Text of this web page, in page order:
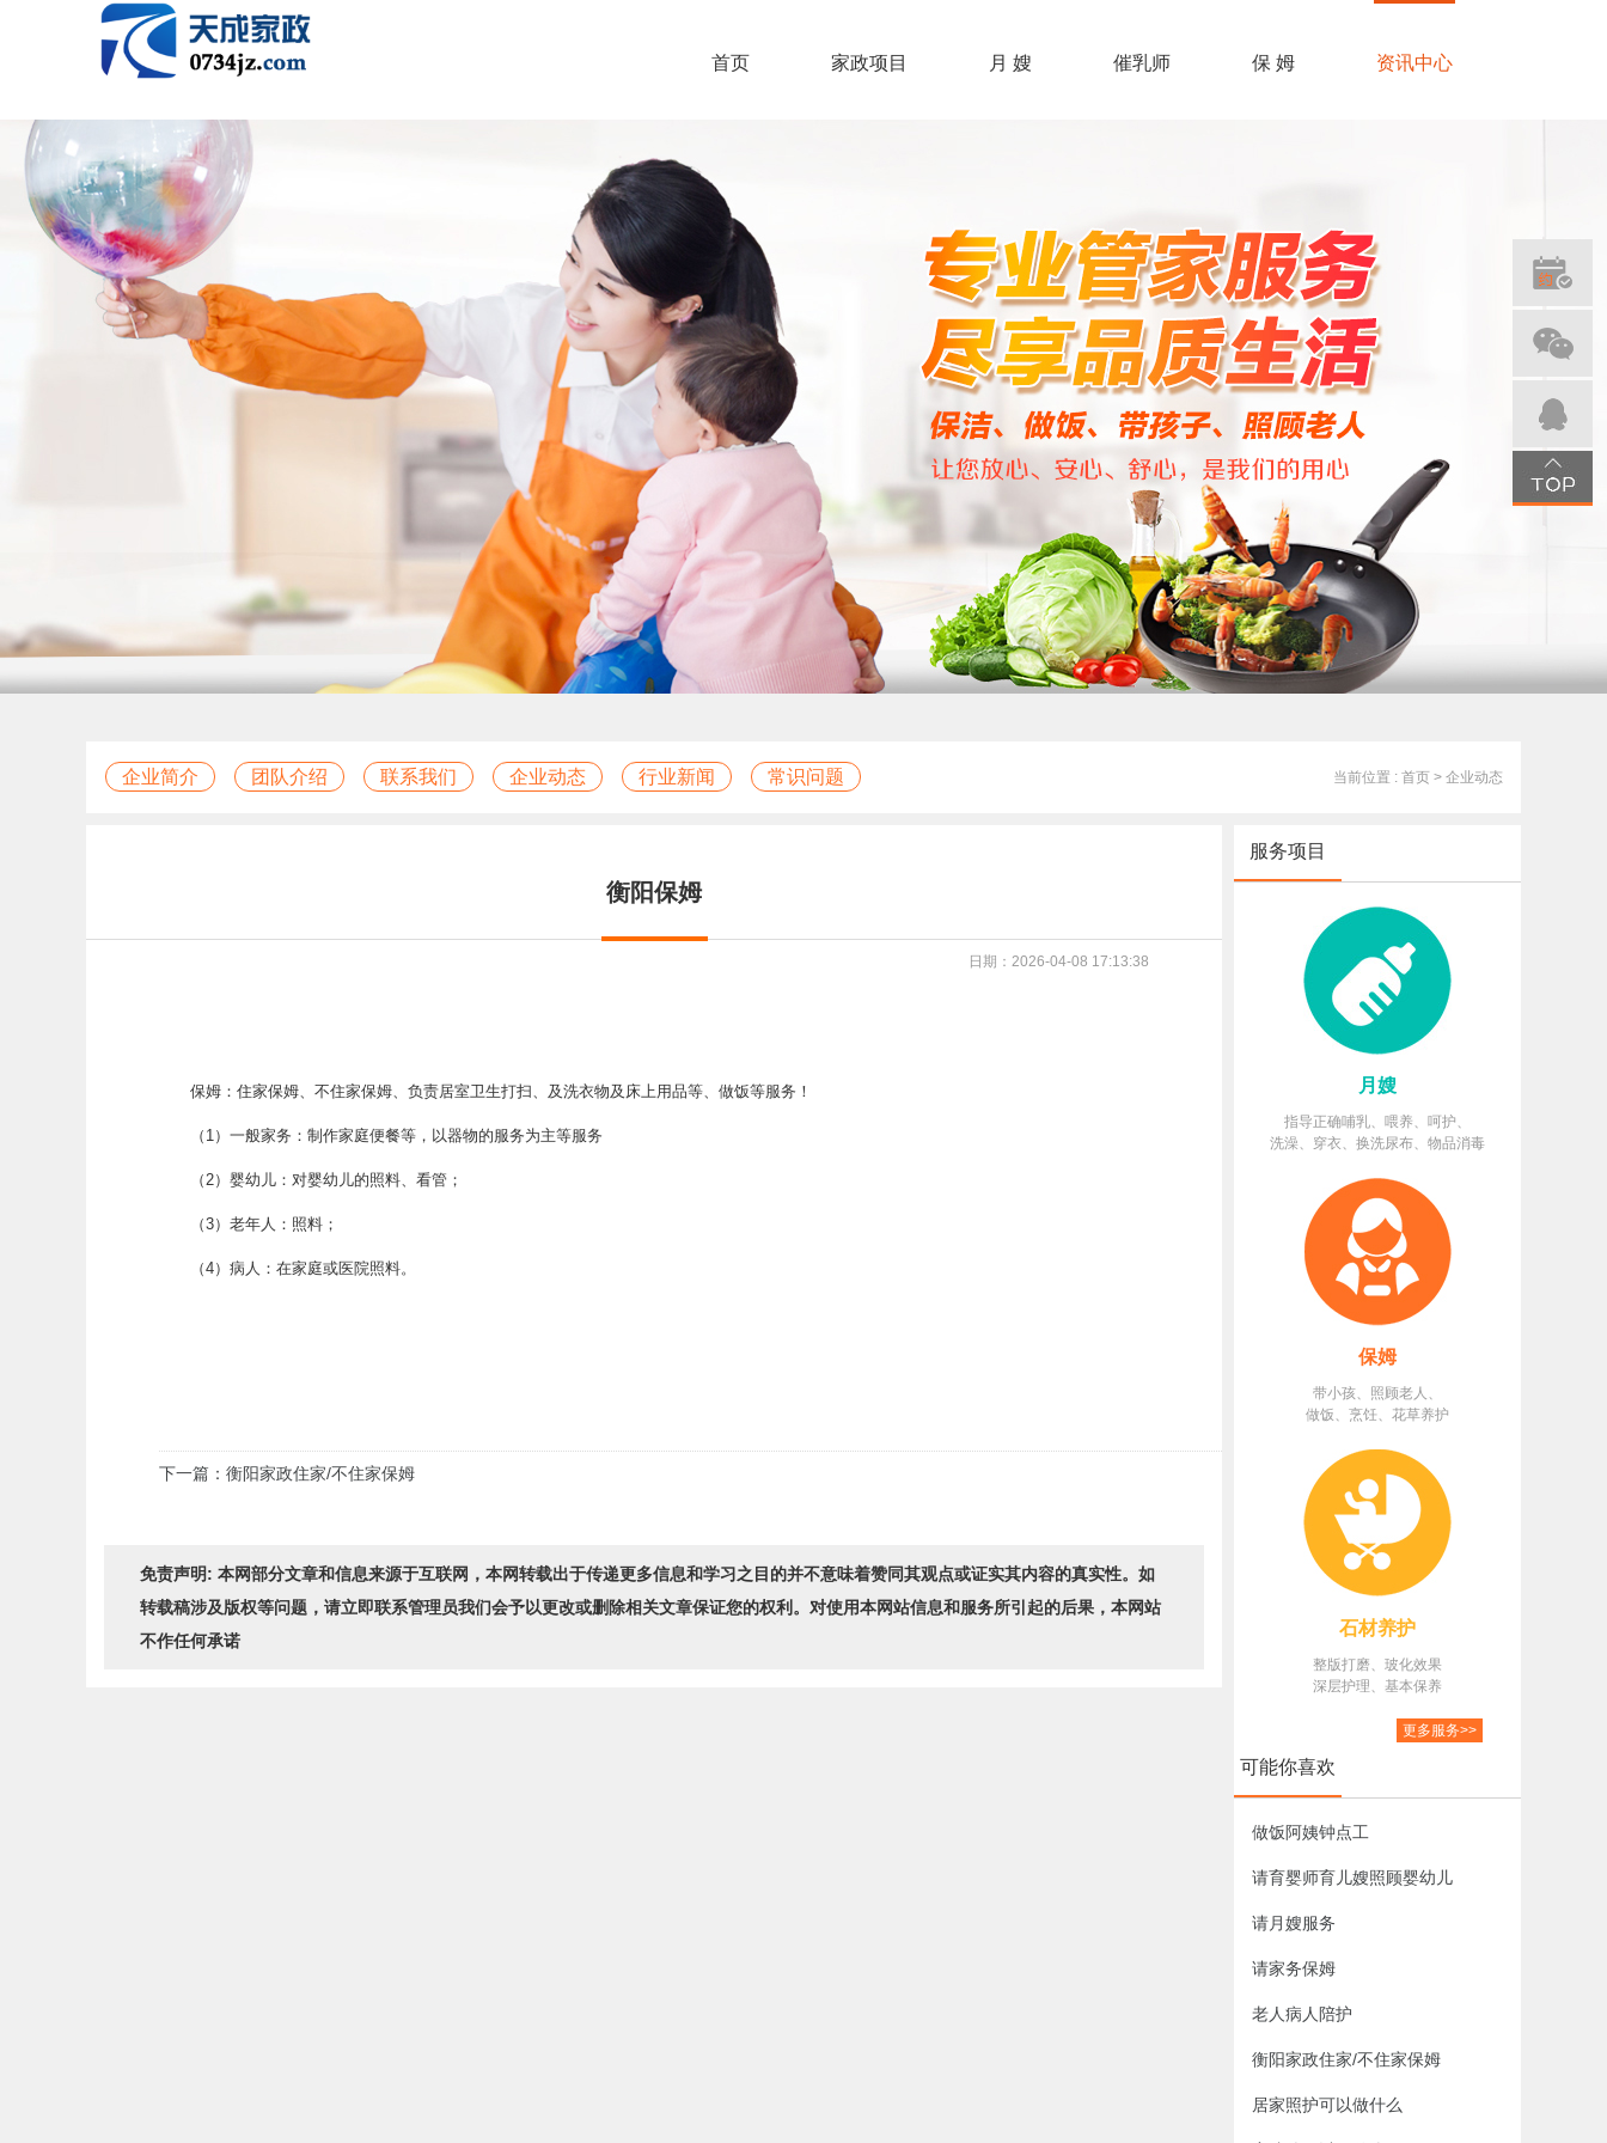
首页 家政项目 月 嫂 催乳师 保 姆 资讯中心
企业简介 团队介绍 联系我们 企业动态 行业新闻 常识问题 当前位置 : 首页 > 企业动态
衡阳保姆
日期：2026-04-08 17:13:38
保姆：住家保姆、不住家保姆、负责居室卫生打扫、及洗衣物及床上用品等、做饭等服务！
（1）一般家务：制作家庭便餐等，以器物的服务为主等服务
（2）婴幼儿：对婴幼儿的照料、看管；
（3）老年人：照料；
（4）病人：在家庭或医院照料。
下一篇：衡阳家政住家/不住家保姆
免责声明: 本网部分文章和信息来源于互联网，本网转载出于传递更多信息和学习之目的并不意味着赞同其观点或证实其内容的真实性。如
转载稿涉及版权等问题，请立即联系管理员我们会予以更改或删除相关文章保证您的权利。对使用本网站信息和服务所引起的后果，本网站
不作任何承诺
服务项目
月嫂
指导正确哺乳、喂养、呵护、
洗澡、穿衣、换洗尿布、物品消毒
保姆
带小孩、照顾老人、
做饭、烹饪、花草养护
石材养护
整版打磨、玻化效果
深层护理、基本保养
更多服务>>
可能你喜欢
做饭阿姨钟点工
请育婴师育儿嫂照顾婴幼儿
请月嫂服务
请家务保姆
老人病人陪护
衡阳家政住家/不住家保姆
居家照护可以做什么